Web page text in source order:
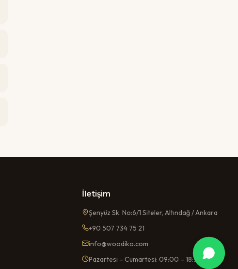
İletişim
Şenyüz Sk. No:6/1 Siteler, Altındağ / Ankara
+90 507 734 75 21
info@woodiko.com
Pazartesi – Cumartesi: 09:00 – 18:30